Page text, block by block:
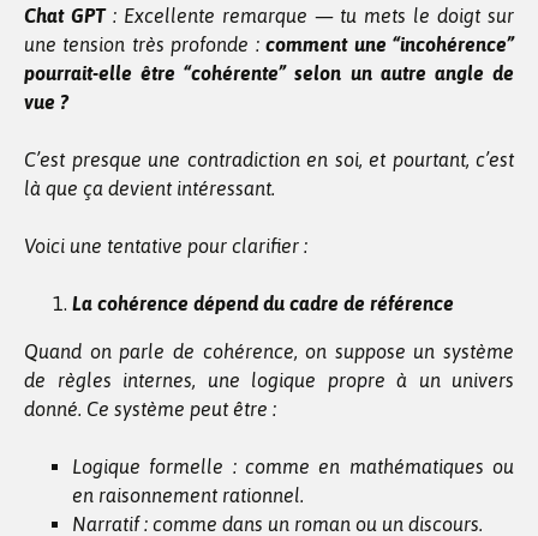
Chat GPT: Excellente remarque — tu mets le doigt sur
une tension très profonde :comment une “incohérence”
pourrait-elle être “cohérente” selon un autre angle de
vue ?
C’est presque une contradiction en soi, et pourtant, c’est
là que ça devient intéressant.
Voici une tentative pour clarifier :
La cohérence dépend du cadre de référence
Quand on parle de cohérence, on suppose un système
de règles internes, une logique propre à un univers
donné. Ce système peut être :
Logique formelle : comme en mathématiques ou
en raisonnement rationnel.
Narratif : comme dans un roman ou un discours.